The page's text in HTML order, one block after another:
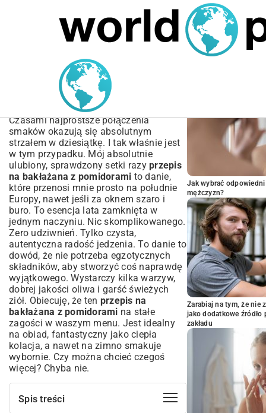
MARIUSZ ŁAMAGA 04.10.2025
Przepis na bakłażana z
pomidorami: Prosty i
sprawdzony
Czasami najprostsze połączenia
smaków okazują się absolutnym
strzałem w dziesiątkę. I tak właśnie jest
w tym przypadku. Mój absolutnie
ulubiony, sprawdzony setki razy przepis
na bakłażana z pomidorami to danie,
które przenosi mnie prosto na południe
Europy, nawet jeśli za oknem szaro i
buro. To esencja lata zamknięta w
jednym naczyniu. Nic skomplikowanego.
Zero udziwnień. Tylko czysta,
autentyczna radość jedzenia. To danie to
dowód, że nie potrzeba egzotycznych
składników, aby stworzyć coś naprawdę
wyjątkowego. Wystarczy kilka warzyw,
dobrej jakości oliwa i garść świeżych
ziół. Obiecuję, że ten przepis na
bakłażana z pomidorami na stałe
zagości w waszym menu. Jest idealny
na obiad, fantastyczny jako ciepła
kolacja, a nawet na zimno smakuje
wybornie. Czy można chcieć czegoś
więcej? Chyba nie.
Spis treści
Jak wybrać
mężczyzn?
Zarabiaj na tym, że nie
jako dodatkowe
zakładu